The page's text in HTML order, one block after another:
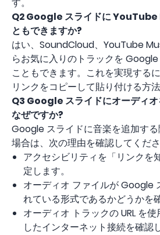
す。
Q2Google スライドに YouTube
ともできますか?
はい、SoundCloud、YouTube
らお気に入りのトラックを
こともできます。これを実現する
リンクをコピーして貼り付ける方
Q3 Google スライドにオーディ
なぜですか?
Google スライドに音楽を追加す
場合は、次の理由を確認してくださ
アクセシビリティを「リンクを
定します。
オーディオ ファイルが Google
れている形式であるかどうかを
オーディオ トラックの URL を
したインターネット接続を確認